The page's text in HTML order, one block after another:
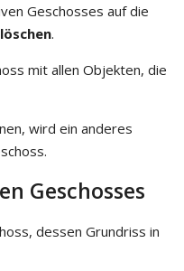
Geschosses auf die
.
mit allen Objekten, die
wird ein anderes
Geschosses
dessen Grundriss in